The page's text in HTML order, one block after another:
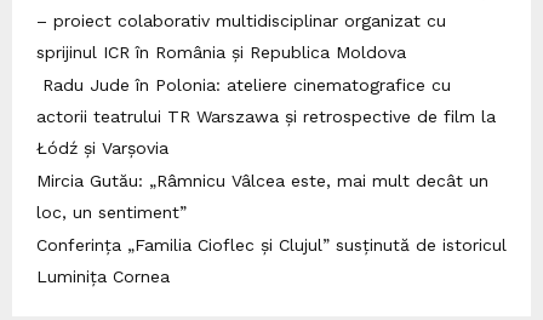
– proiect colaborativ multidisciplinar organizat cu
sprijinul ICR în România și Republica Moldova
Radu Jude în Polonia: ateliere cinematografice cu
actorii teatrului TR Warszawa și retrospective de film la
Łódź și Varșovia
Mircia Gutău: „Râmnicu Vâlcea este, mai mult decât un
loc, un sentiment”
Conferința „Familia Cioflec și Clujul” susținută de istoricul
Luminița Cornea